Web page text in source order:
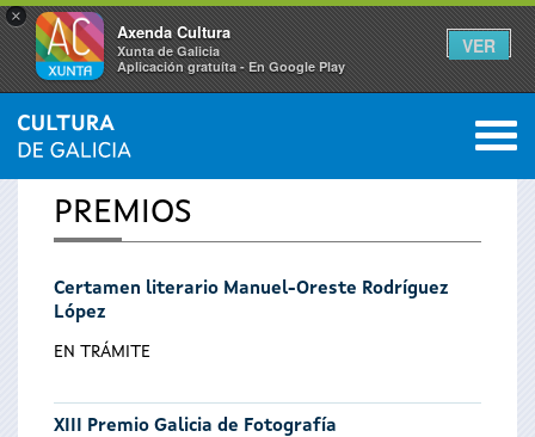
×
Axenda Cultura
Xunta de Galicia
Aplicación gratuíta - En Google Play
VER
Se
encuentra
usted
aquí
INICIO 0
PREMIOS
Certamen literario Manuel-Oreste Rodríguez
López
EN TRÁMITE
XIII Premio Galicia de Fotografía